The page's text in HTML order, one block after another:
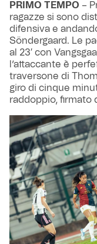
PRIMO TEMPO –
ragazze si sono
difensiva e
Söndergaard. Le
al 23′ con
l’attaccante è
traversone di
giro di cinque
raddoppio, firmato